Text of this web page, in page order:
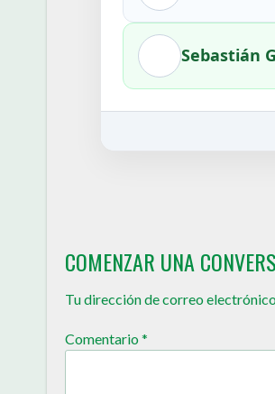
Sebastián
COMENZAR UNA
Tu dirección de correo
Comentario*